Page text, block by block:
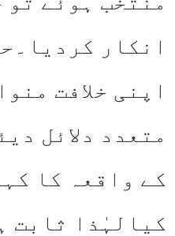
انکار
اپنی خلافت
متعدد دلائل
کے واقعہ کا
کیالہٰذا ثابت